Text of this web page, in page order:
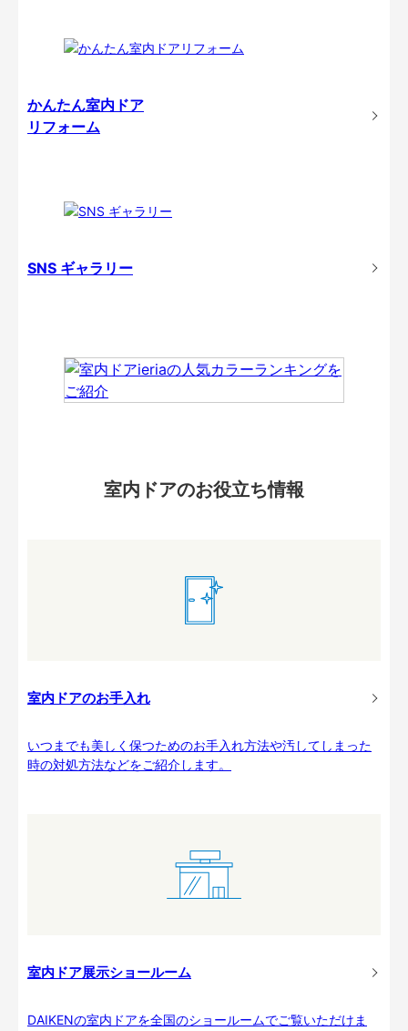
かんたん室内ドア
リフォーム
SNS ギャラリー
室内ドアのお役立ち情報
室内ドアのお手入れ
いつまでも美しく保つためのお手入れ方法や汚してしまった
時の対処方法などをご紹介します。
室内ドア展示ショールーム
DAIKENの室内ドアを全国のショールームでご覧いただけま